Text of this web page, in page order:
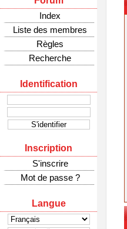
Index
Liste des membres
Règles
Recherche
Identification
Inscription
S'inscrire
Mot de passe ?
Langue